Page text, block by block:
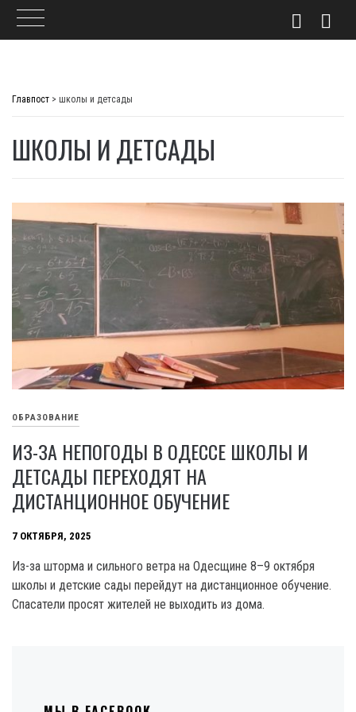
Главпост > школы и детсады
ШКОЛЫ И ДЕТСАДЫ
ОБРАЗОВАНИЕ
ИЗ-ЗА НЕПОГОДЫ В ОДЕССЕ ШКОЛЫ И
ДЕТСАДЫ ПЕРЕХОДЯТ НА
ДИСТАНЦИОННОЕ ОБУЧЕНИЕ
7 ОКТЯБРЯ, 2025
Из-за шторма и сильного ветра на Одесщине 8–9 октября
школы и детские сады перейдут на дистанционное обучение.
Спасатели просят жителей не выходить из дома.